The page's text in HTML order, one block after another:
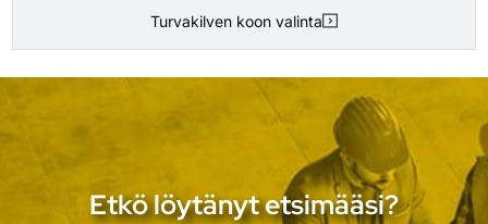
Turvakilven koon valinta
Etkö löytänyt etsimääsi?